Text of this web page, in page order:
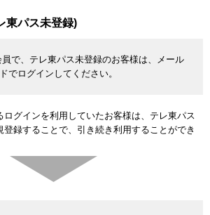
東パス未登録)
で、テレ東パス未登録のお客様は、メール
でログインしてください。
グインを利用していたお客様は、テレ東パス
録することで、引き続き利用することができ